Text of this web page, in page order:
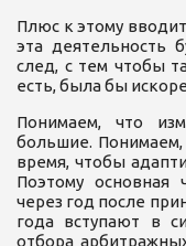
Плюс к этому
эта деятельность
след, с тем чтобы
есть, была бы
Понимаем, что
большие. Понимаем,
время, чтобы
Поэтому основная
через год после
года вступают в
отбора